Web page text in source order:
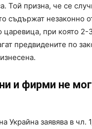
Той призна, че се
съдържат незаконно
царевица, при която
предвидените по
и фирми не
на Украйна заявява в чл.